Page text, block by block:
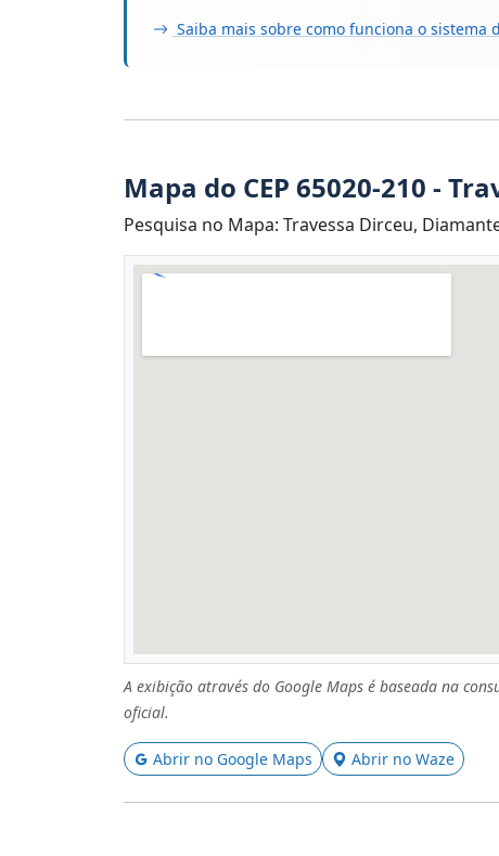
Saiba mais sobre como funciona o sistema
Mapa do CEP 65020-210 -
Pesquisa no Mapa: Travessa Dirceu,
A exibição através do Google Maps é baseada na
oficial.
Abrir no Google Maps Abrir no Waze